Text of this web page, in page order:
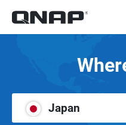
Japan